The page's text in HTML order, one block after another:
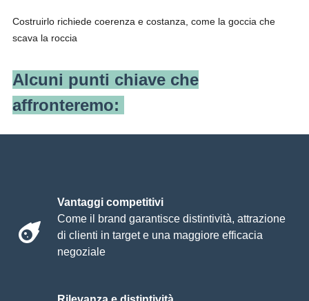
Costruirlo richiede coerenza e costanza, come la goccia che
scava la roccia
Alcuni punti chiave che
affronteremo:
Vantaggi competitivi
Come il brand garantisce distintività, attrazione
di clienti in target e una maggiore efficacia
negoziale